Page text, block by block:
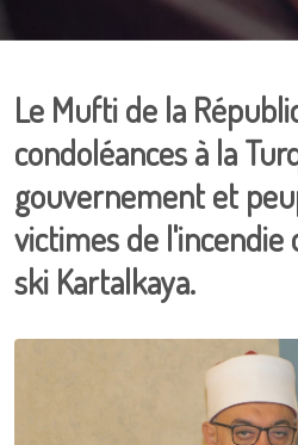
Le Mufti de la
condoléances à la
gouvernement et
victimes de l'incendie
ski Kartalkaya.